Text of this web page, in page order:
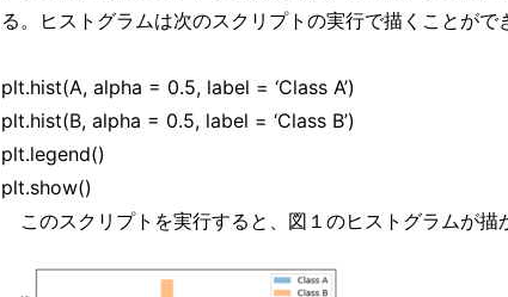
る。ヒストグラムは次のスクリプトの実行で描くことがで
plt.hist(A, alpha = 0.5, label = ‘Class A’)
plt.hist(B, alpha = 0.5, label = ‘Class B’)
plt.legend()
plt.show()
このスクリプトを実行すると、図１のヒストグラムが描